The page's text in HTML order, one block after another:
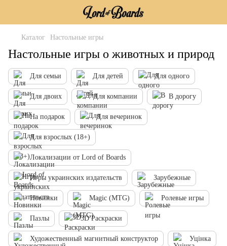
Каталог Настольные игры
Настольные игры о животных и природ
Для семьи Для детей Для одного
Для двоих Для компании В дорогу
На подарок Для вечеринок
Для взрослых (18+)
Локализации от Lord of Boards
Игры украинских издательств Зарубежные
Новинки Magic (MTG) Ролевые игры
Пазлы 3D Раскраски
Художественный магнитный конструктор Уцінка